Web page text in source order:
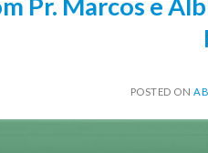
POSTED ON